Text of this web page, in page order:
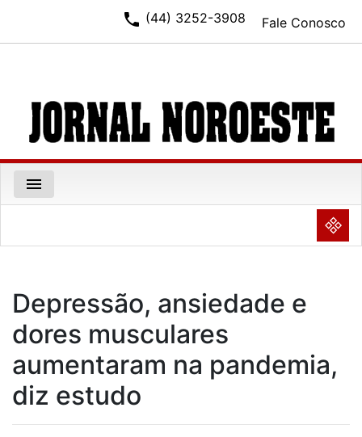
Fale Conosco
phone (44) 3252-3908
menu
NULL
Depressão, ansiedade e
dores musculares
aumentaram na pandemia,
diz estudo